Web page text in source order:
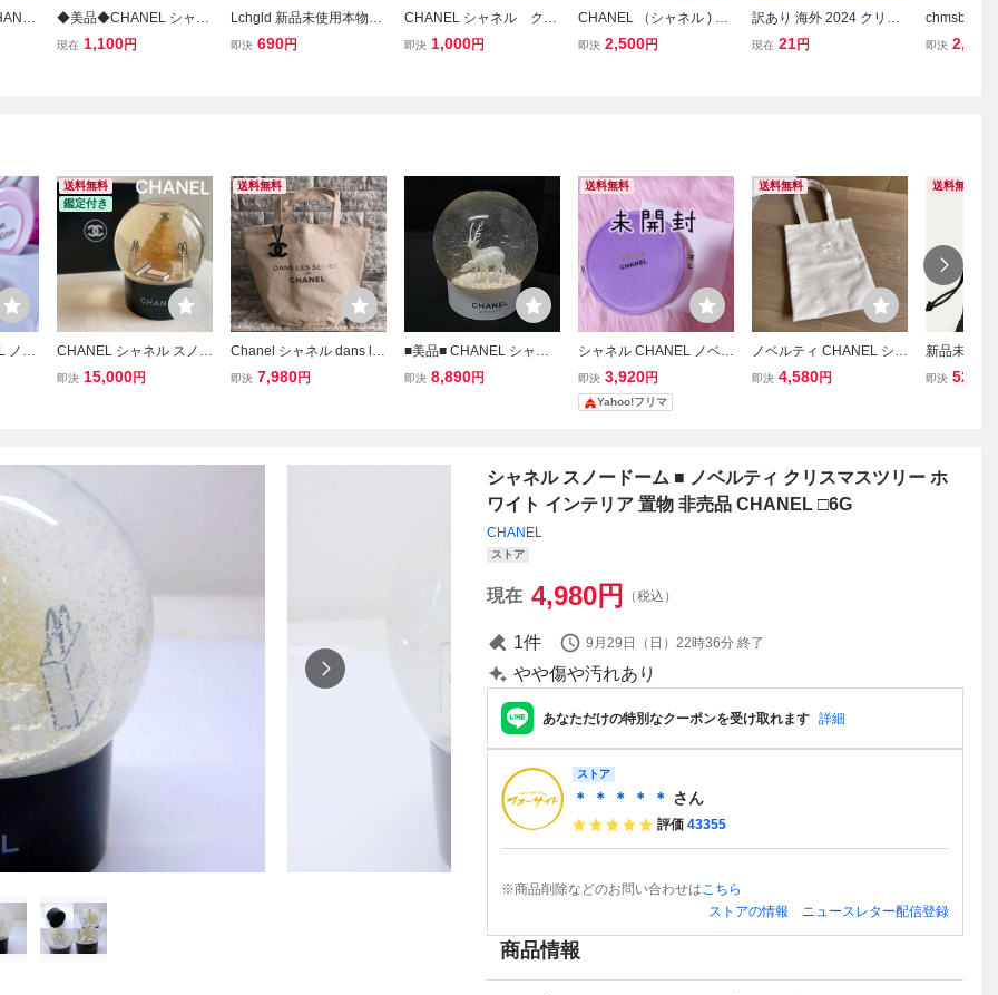
◆美品◆CHANEL シャネ
ル◆キャンバス◆巾着 シ
現在 1,100円
Lchgld 新品未使用本物
CHANEL シャネル 非売
即決 690円
CHANEL シャネル クリ
スマス ホリデー2025 カ
即決 1,000円
CHANEL （シャネル ) 巾
着ノベルティポーチ ホ
即決 2,500円
訳あり 海外 2024 クリス
マス CHANEL シャネル
現在 21円
chmsbk9
物 シャネ
即決 2,780
ノベ
送料無料
鑑定付き
CHANEL シャネル スノー
ドーム ノベルティ クリス
即決 15,000円
送料無料
Chanel シャネル dans les
serres トートバッグ VIP
即決 7,980円
■美品■ CHANEL シャネ
ル トナカイ スノードーム
即決 8,890円
送料無料
シャネル CHANEL ノベル
ティ ポーチ CHANCE チ
ャンス パープル 非売品
即決 3,920円
Yahoo!フリマ
送料無料
ノベルティ CHANEL シャ
ネル クリスマス トートバ
即決 4,580円
送料無料
新品未使用
シャネ
即決 520
シャネル スノードーム ■ ノベルティ クリスマスツリー ホ
ワイト インテリア 置物 非売品 CHANEL □6G
CHANEL
ストア
現在 4,980円 （税込）
1件 9月29日（日）22時36分 終了
やや傷や汚れあり
あなただけの特別なクーポンを受け取れます 詳細
ストア
＊ ＊ ＊ ＊ ＊ さん
評価 43355
※商品削除などのお問い合わせはこちら
ストアの情報
ニュースレター配信登録
商品情報